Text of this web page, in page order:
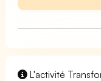
L'activité